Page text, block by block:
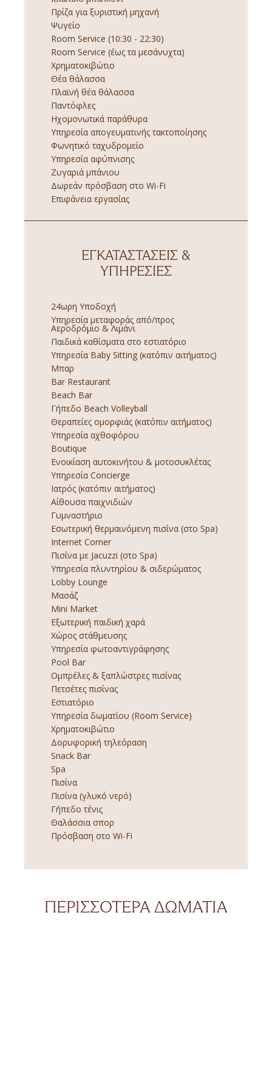
Πρίζα για ξυριστική μηχανή
Ψυγείο
Room Service (10:30 - 22:30)
Room Service (έως τα μεσάνυχτα)
Χρηματοκιβώτιο
Θέα θάλασσα
Πλαϊνή θέα θάλασσα
Παντόφλες
Ηχομονωτικά παράθυρα
Υπηρεσία απογευματινής τακτοποίησης
Φωνητικό ταχυδρομείο
Υπηρεσία αφύπνισης
Ζυγαριά μπάνιου
Δωρεάν πρόσβαση στο Wi-Fi
Επιφάνεια εργασίας
ΕΓΚΑΤΑΣΤΆΣΕΙΣ &
ΥΠΗΡΕΣΊΕΣ
24ωρη Υποδοχή
Υπηρεσία μεταφοράς από/προς
Αεροδρόμιο & Λιμάνι
Παιδικά καθίσματα στο εστιατόριο
Υπηρεσία Baby Sitting (κατόπιν αιτήματος)
Μπαρ
Bar Restaurant
Beach Bar
Γήπεδο Beach Volleyball
Θεραπείες ομορφιάς (κατόπιν αιτήματος)
Υπηρεσία αχθοφόρου
Boutique
Ενοικίαση αυτοκινήτου & μοτοσυκλέτας
Υπηρεσία Concierge
Ιατρός (κατόπιν αιτήματος)
Αίθουσα παιχνιδιών
Γυμναστήριο
Εσωτερική θερμαινόμενη πισίνα (στο Spa)
Internet Corner
Πισίνα με Jacuzzi (στο Spa)
Υπηρεσία πλυντηρίου & σιδερώματος
Lobby Lounge
Μασάζ
Mini Market
Εξωτερική παιδική χαρά
Χώρος στάθμευσης
Υπηρεσία φωτοαντιγράφησης
Pool Bar
Ομπρέλες & ξαπλώστρες πισίνας
Πετσέτες πισίνας
Εστιατόριο
Υπηρεσία δωματίου (Room Service)
Χρηματοκιβώτιο
Δορυφορική τηλεόραση
Snack Bar
Spa
Πισίνα
Πισίνα (γλυκό νερό)
Γήπεδο τένις
Θαλάσσια σπορ
Πρόσβαση στο Wi-Fi
ΠΕΡΙΣΣΌΤΕΡΑ ΔΩΜΆΤΙΑ